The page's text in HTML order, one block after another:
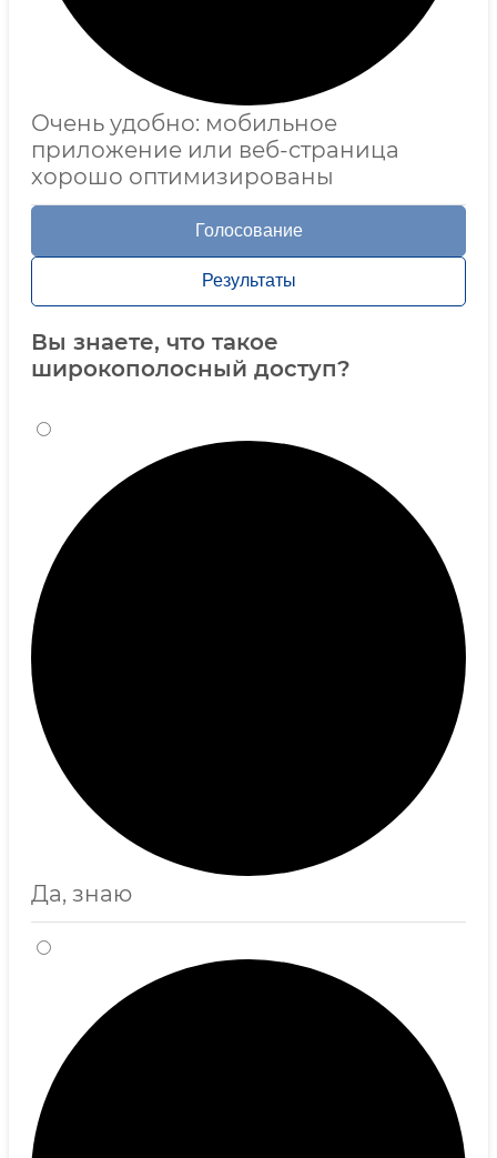
Очень удобно: мобильное
приложение или веб-страница
хорошо оптимизированы
Голосование
Результаты
Вы знаете, что такое
широкополосный доступ?
Да, знаю